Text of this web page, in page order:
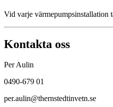
Vid varje värmepumpsinstallation
Kontakta oss
Per Aulin
0490-679 01
per.aulin@thernstedtinvetn.se